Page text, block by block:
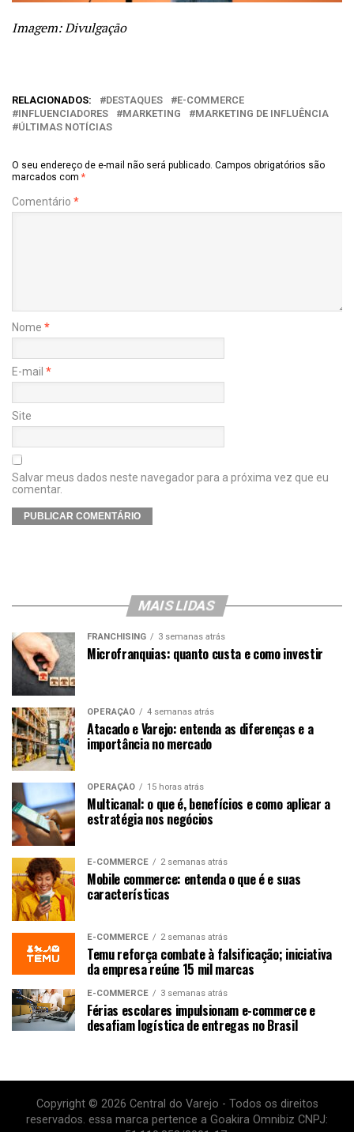
Imagem: Divulgação
RELACIONADOS: DESTAQUES
E-COMMERCE
INFLUENCIADORES
MARKETING
MARKETING DE INFLUÊNCIA
ÚLTIMAS NOTÍCIAS
O seu endereço de e-mail não será publicado. Campos obrigatórios são
marcados com *
Comentário *
Nome *
E-mail *
Site
Salvar meus dados neste navegador para a próxima vez que eu
comentar.
MAIS LIDAS
FRANCHISING 3 semanas atrás
Microfranquias: quanto custa e como investir
OPERAÇÃO 4 semanas atrás
Atacado e Varejo: entenda as diferenças e a
importância no mercado
OPERAÇÃO 15 horas atrás
Multicanal: o que é, benefícios e como aplicar a
estratégia nos negócios
E-COMMERCE 2 semanas atrás
Mobile commerce: entenda o que é e suas
características
E-COMMERCE 2 semanas atrás
Temu reforça combate à falsificação; iniciativa
da empresa reúne 15 mil marcas
E-COMMERCE 3 semanas atrás
Férias escolares impulsionam e-commerce e
desafiam logística de entregas no Brasil
Copyright © 2026 Central do Varejo - Todos os direitos
reservados. essa marca pertence a Goakira Omnibiz CNPJ: